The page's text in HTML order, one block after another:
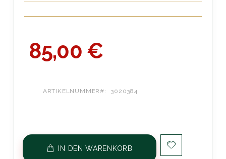
85,00 €
ARTIKELNUMMER 3020384
IN DEN WARENKORB